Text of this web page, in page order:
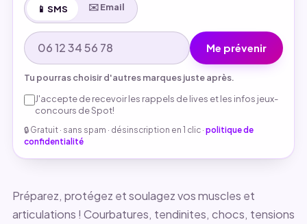
📱 SMS ✉️ Email
Me prévenir
Tu pourras choisir d'autres marques juste après.
J'accepte de recevoir les rappels de lives et les infos jeux-
concours de Spot!
🔒 Gratuit · sans spam · désinscription en 1 clic · politique de
confidentialité
Préparez, protégez et soulagez vos muscles et
articulations ! Courbatures, tendinites, chocs, tensions